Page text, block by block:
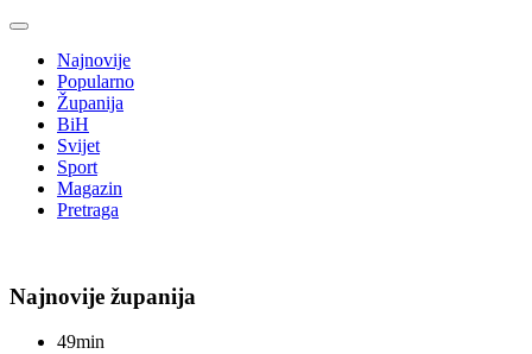
Najnovije
Popularno
Županija
BiH
Svijet
Sport
Magazin
Pretraga
Najnovije županija
49min